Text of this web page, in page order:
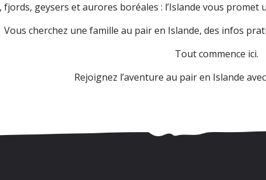
fjords, geysers et aurores boréales : l’Islande vous
Vous cherchez une famille au pair en Islande, des infos
Tout commence ici.
Rejoignez l’aventure au pair en Islande avec